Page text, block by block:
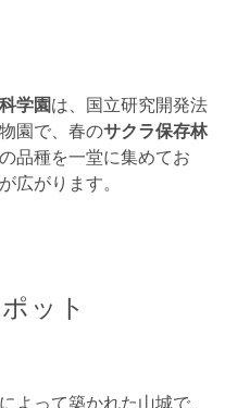
学園は、国立研究開発法
園で、春のサクラ保存林
品種を一堂に集めてお
広がります。
ット
よって築かれた山城で、